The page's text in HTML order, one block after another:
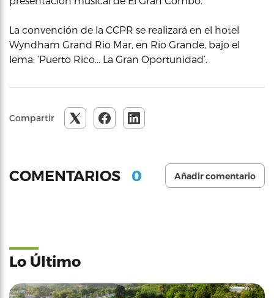
La convención de la CCPR se realizará en el hotel
Wyndham Grand Rio Mar, en Río Grande, bajo el
lema: ‘Puerto Rico… La Gran Oportunidad’.
Compartir
COMENTARIOS 0 Añadir comentario
Lo Último